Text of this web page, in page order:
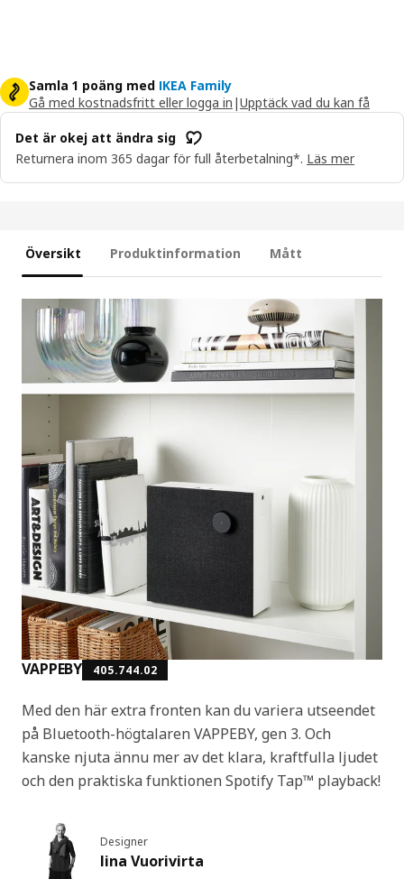
Samla 1 poäng med IKEA Family
Gå med kostnadsfritt eller logga in |Upptäck vad du kan få
Det är okej att ändra sig
Returnera inom 365 dagar för full återbetalning*. Läs mer
Översikt Produktinformation Mått
VAPPEBY 405.744.02
Med den här extra fronten kan du variera utseendet
på Bluetooth-högtalaren VAPPEBY, gen 3. Och
kanske njuta ännu mer av det klara, kraftfulla ljudet
och den praktiska funktionen Spotify Tap™ playback!
Designer
Iina Vuorivirta